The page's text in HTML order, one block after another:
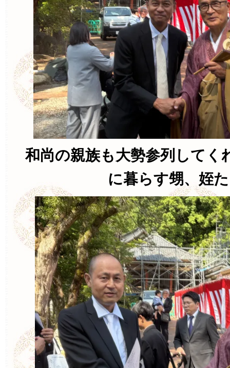
和尚の親族も大勢参列して
に暮らす甥、姪